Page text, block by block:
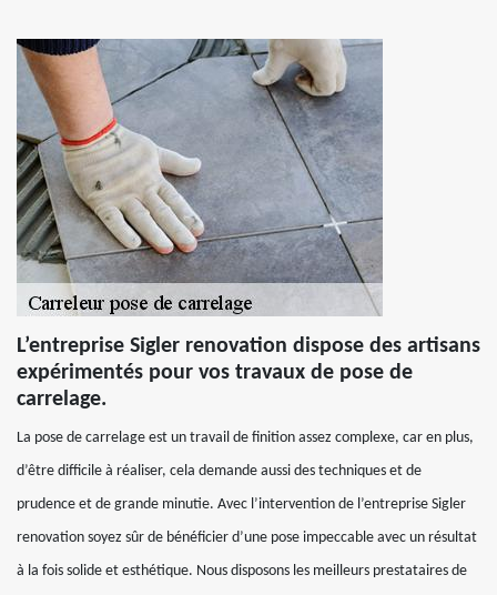
L’entreprise Sigler renovation dispose des artisans
expérimentés pour vos travaux de pose de
carrelage.
La pose de carrelage est un travail de finition assez complexe, car en plus,
d’être difficile à réaliser, cela demande aussi des techniques et de
prudence et de grande minutie. Avec l’intervention de l’entreprise Sigler
renovation soyez sûr de bénéficier d’une pose impeccable avec un résultat
à la fois solide et esthétique. Nous disposons les meilleurs prestataires de